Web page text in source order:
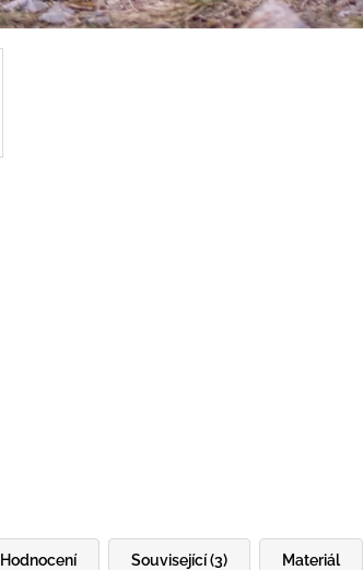
Hodnocení Související (3) Materiál